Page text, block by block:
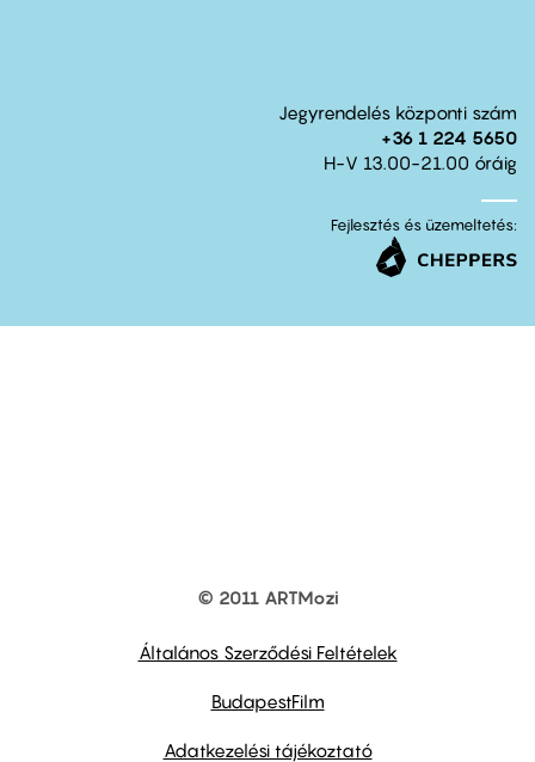
Jegyrendelés központi szám
+36 1 224 5650
H-V 13.00-21.00 óráig
Fejlesztés és üzemeltetés:
© 2011 ARTMozi
Általános Szerződési Feltételek
BudapestFilm
Adatkezelési tájékoztató